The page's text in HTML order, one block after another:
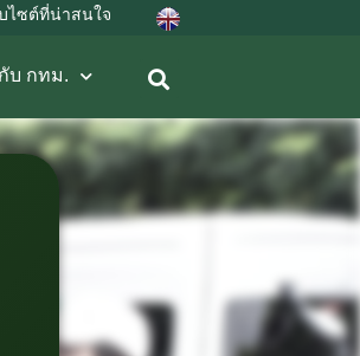
ไซต์ที่น่าสนใจ
บ กทม.